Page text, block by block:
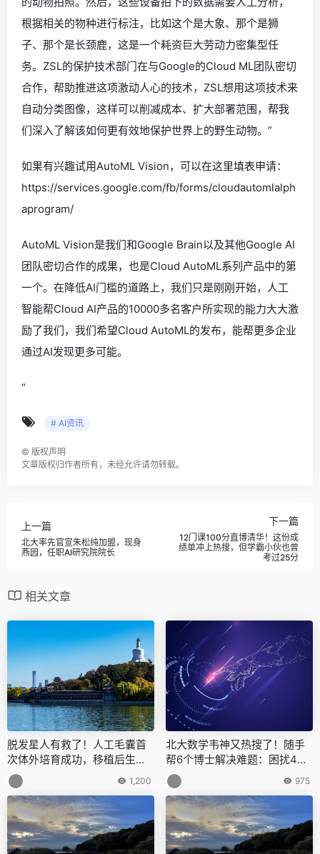
根据相关的物种进行标注，比如这个是大象、那个是狮
子、那个是长颈鹿，这是一个耗资巨大劳动力密集型任
务。ZSL的保护技术部门在与Google的Cloud ML团队密切
合作，帮助推进这项激动人心的技术，ZSL想用这项技术来
自动分类图像，这样可以削减成本、扩大部署范围，帮我
们深入了解该如何更有效地保护世界上的野生动物。”
如果有兴趣试用AutoML Vision，可以在这里填表申请：
https://services.google.com/fb/forms/cloudautomlalph
aprogram/
AutoML Vision是我们和Google Brain以及其他Google AI
团队密切合作的成果，也是Cloud AutoML系列产品中的第
一个。在降低AI门槛的道路上，我们只是刚刚开始，人工
智能帮Cloud AI产品的10000多名客户所实现的能力大大激
励了我们，我们希望Cloud AutoML的发布，能帮更多企业
通过AI发现更多可能。
“
# AI资讯
© 版权声明
文章版权归作者所有，未经允许请勿转载。
上一篇
北大率先官宣朱松纯加盟，现身
燕园，任职AI研究院院长
下一篇
12门课100分直博清华！这份成
绩单冲上热搜，但学霸小伙也曾
考过25分
相关文章
脱发星人有救了！人工毛囊首
次体外培育成功，移植后生长
了10个月
1,200
北大数学韦神又热搜了！随手
帮6个博士解决难题：困扰4个
月，韦神仅用一天
975